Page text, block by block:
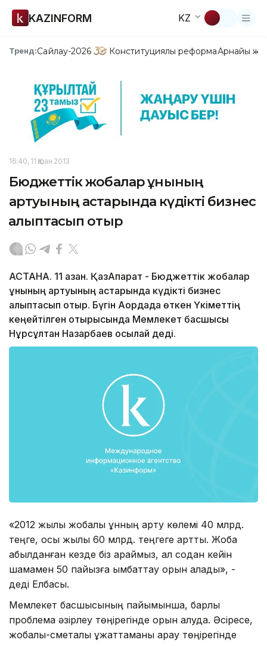
KAZINFORM KZ
Тренд:Сайлау-2026 Конституциялық реформаАрнайы
16:40, 11 Қазан 2013
Бюджеттік жобалар құнының
артуының астарында күдікті бизнес
қалыптасып отыр
АСТАНА. 11 қазан. ҚазАқпарат - Бюджеттік жобалар
құнының артуының астарында күдікті бизнес
қалыптасып отыр. Бүгін Ақордада өткен Үкіметтің
кеңейтілген отырысында Мемлекет басшысы
Нұрсұлтан Назарбаев осылай деді.
«2012 жылы жобалық құнның арту көлемі 40 млрд.
теңге, осы жылы 60 млрд. теңгеге артты. Жоба
қабылданған кезде біз қараймыз, ал содан кейін
шамамен 50 пайызға қымбаттау орын алады», -
деді Елбасы.
Мемлекет басшысының пайымынша, барлық
проблема әзірлеу төңірегінде орын алуда. Әсіресе,
жобалық-сметалық құжаттаманы қарау төңірегінде